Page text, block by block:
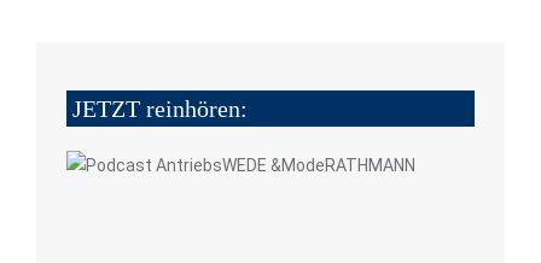
JETZT reinhören: